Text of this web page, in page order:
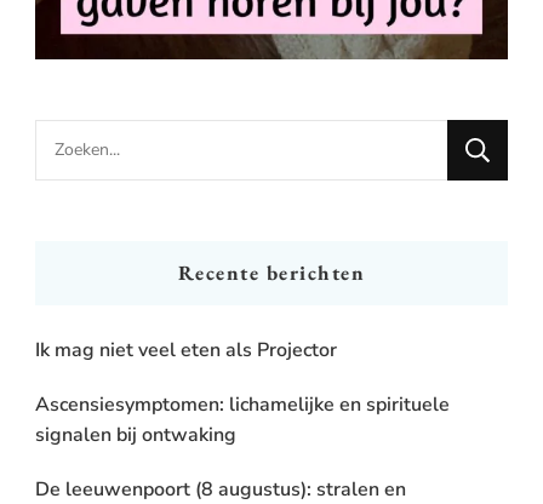
Looking
for
Recente berichten
Ik mag niet veel eten als Projector
Ascensiesymptomen: lichamelijke en spirituele
signalen bij ontwaking
De leeuwenpoort (8 augustus): stralen en